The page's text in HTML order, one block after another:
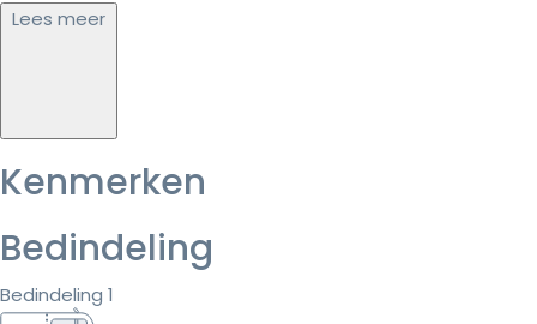
Lees meer
Kenmerken
Bedindeling
Bedindeling 1